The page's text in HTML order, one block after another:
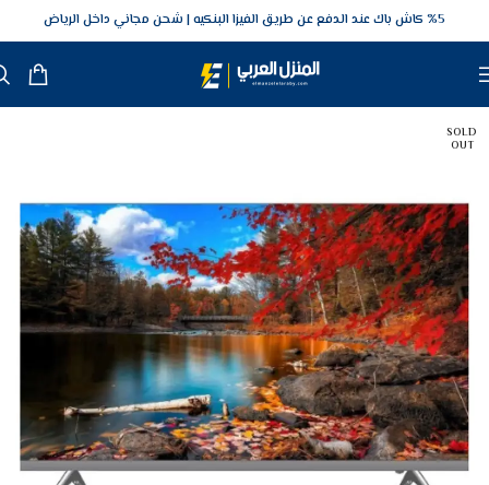
5‎% كاش باك عند الدفع عن طريق الفيزا البنكيه شحن مجاني داخل الرياض
SOLD
OUT